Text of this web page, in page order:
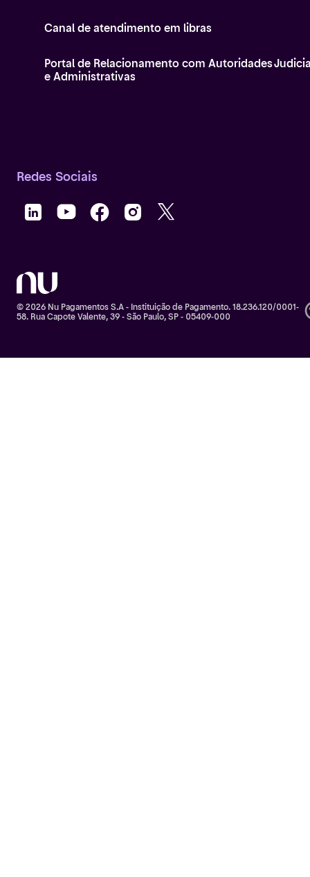
Canal de atendimento em libras
Portal de Relacionamento com Autoridades
e Administrativas
Redes Sociais
© 2026 Nu Pagamentos S.A - Instituição de Pagamento. 18.236.120/0001-
58. Rua Capote Valente, 39 - São Paulo, SP - 05409-000